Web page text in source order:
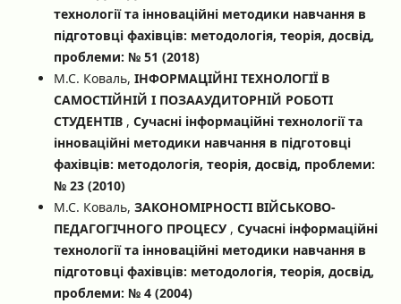
технології та інноваційні методики навчання в
підготовці фахівців: методологія, теорія, досвід,
проблеми: № 51 (2018)
М.С. Коваль, ІНФОРМАЦІЙНІ ТЕХНОЛОГІЇ В
САМОСТІЙНІЙ І ПОЗААУДИТОРНІЙ РОБОТІ
СТУДЕНТІВ , Сучасні інформаційні технології та
інноваційні методики навчання в підготовці
фахівців: методологія, теорія, досвід, проблеми:
№ 23 (2010)
М.С. Коваль, ЗАКОНОМІРНОСТІ ВІЙСЬКОВО-
ПЕДАГОГІЧНОГО ПРОЦЕСУ , Сучасні інформаційні
технології та інноваційні методики навчання в
підготовці фахівців: методологія, теорія, досвід,
проблеми: № 4 (2004)